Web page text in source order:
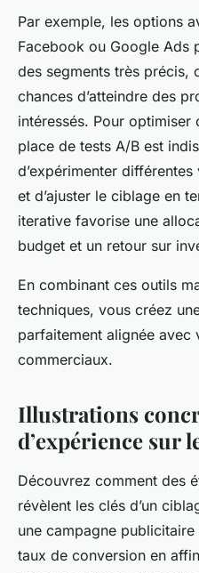
Par exemple, les options
Facebook ou Google Ads
des segments très précis,
chances d’atteindre des
intéressés. Pour optimiser
place de tests A/B est
d’expérimenter
et d’ajuster le ciblage en
iterative favorise une
budget et un retour sur
En combinant ces outils
techniques, vous créez
parfaitement alignée avec
commerciaux.
Illustrations
d’expérience sur
Découvrez comment des
révèlent les clés d’un
une campagne
taux de conversion en